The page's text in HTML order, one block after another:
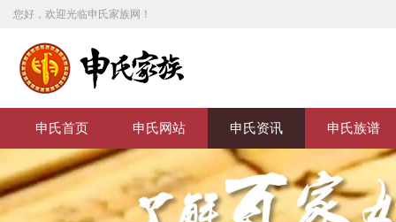
您好，欢迎光临申氏家族网！
申氏首页 申氏网站 申氏资讯 申氏族谱